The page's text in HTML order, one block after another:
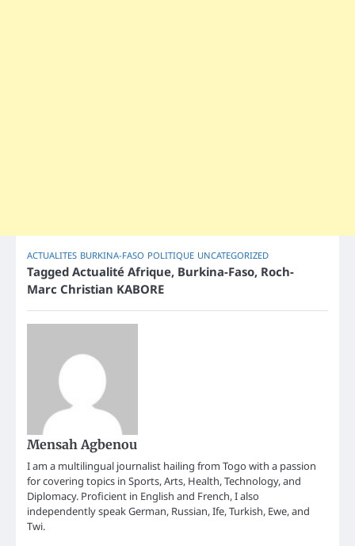
ACTUALITES BURKINA-FASO POLITIQUE UNCATEGORIZED
Tagged Actualité Afrique, Burkina-Faso, Roch-
Marc Christian KABORE
Mensah Agbenou
I am a multilingual journalist hailing from Togo with a passion
for covering topics in Sports, Arts, Health, Technology, and
Diplomacy. Proficient in English and French, I also
independently speak German, Russian, Ife, Turkish, Ewe, and
Twi.